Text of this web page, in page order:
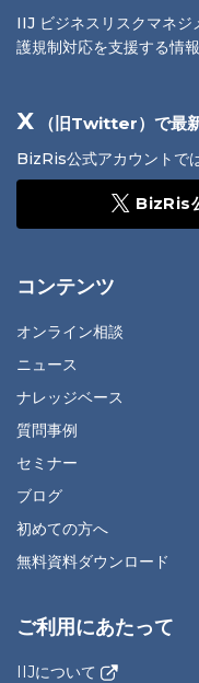
IIJ ビジネスリスクマネジ
護規制対応を支援する情
X （旧Twitter）で最
BizRis公式アカウントで
BizRis
コンテンツ
オンライン相談
ニュース
ナレッジベース
質問事例
セミナー
ブログ
初めての方へ
無料資料ダウンロード
ご利用にあたって
IIJについて